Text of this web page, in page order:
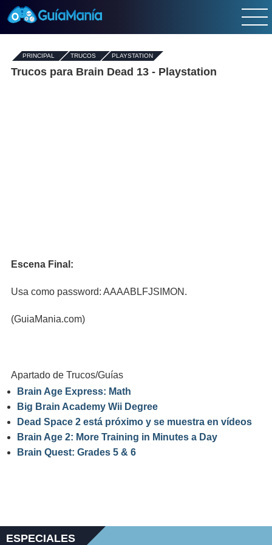
PRINCIPAL - TRUCOS- PLAYSTATION
Trucos para Brain Dead 13 - Playstation
Escena Final:
Usa como password: AAAABLFJSIMON.
(GuiaMania.com)
Apartado de Trucos/Guías
Brain Age Express: Math
Big Brain Academy Wii Degree
Dead Space 2 está próximo y se muestra en vídeos
Brain Age 2: More Training in Minutes a Day
Brain Quest: Grades 5 & 6
ESPECIALES